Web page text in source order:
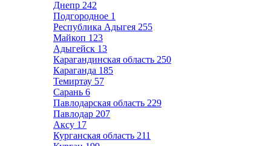
Днепр 242
Подгородное 1
Республика Адыгея 255
Майкоп 123
Адыгейск 13
Карагандинская область 250
Караганда 185
Темиртау 57
Сарань 6
Павлодарская область 229
Павлодар 207
Аксу 17
Курганская область 211